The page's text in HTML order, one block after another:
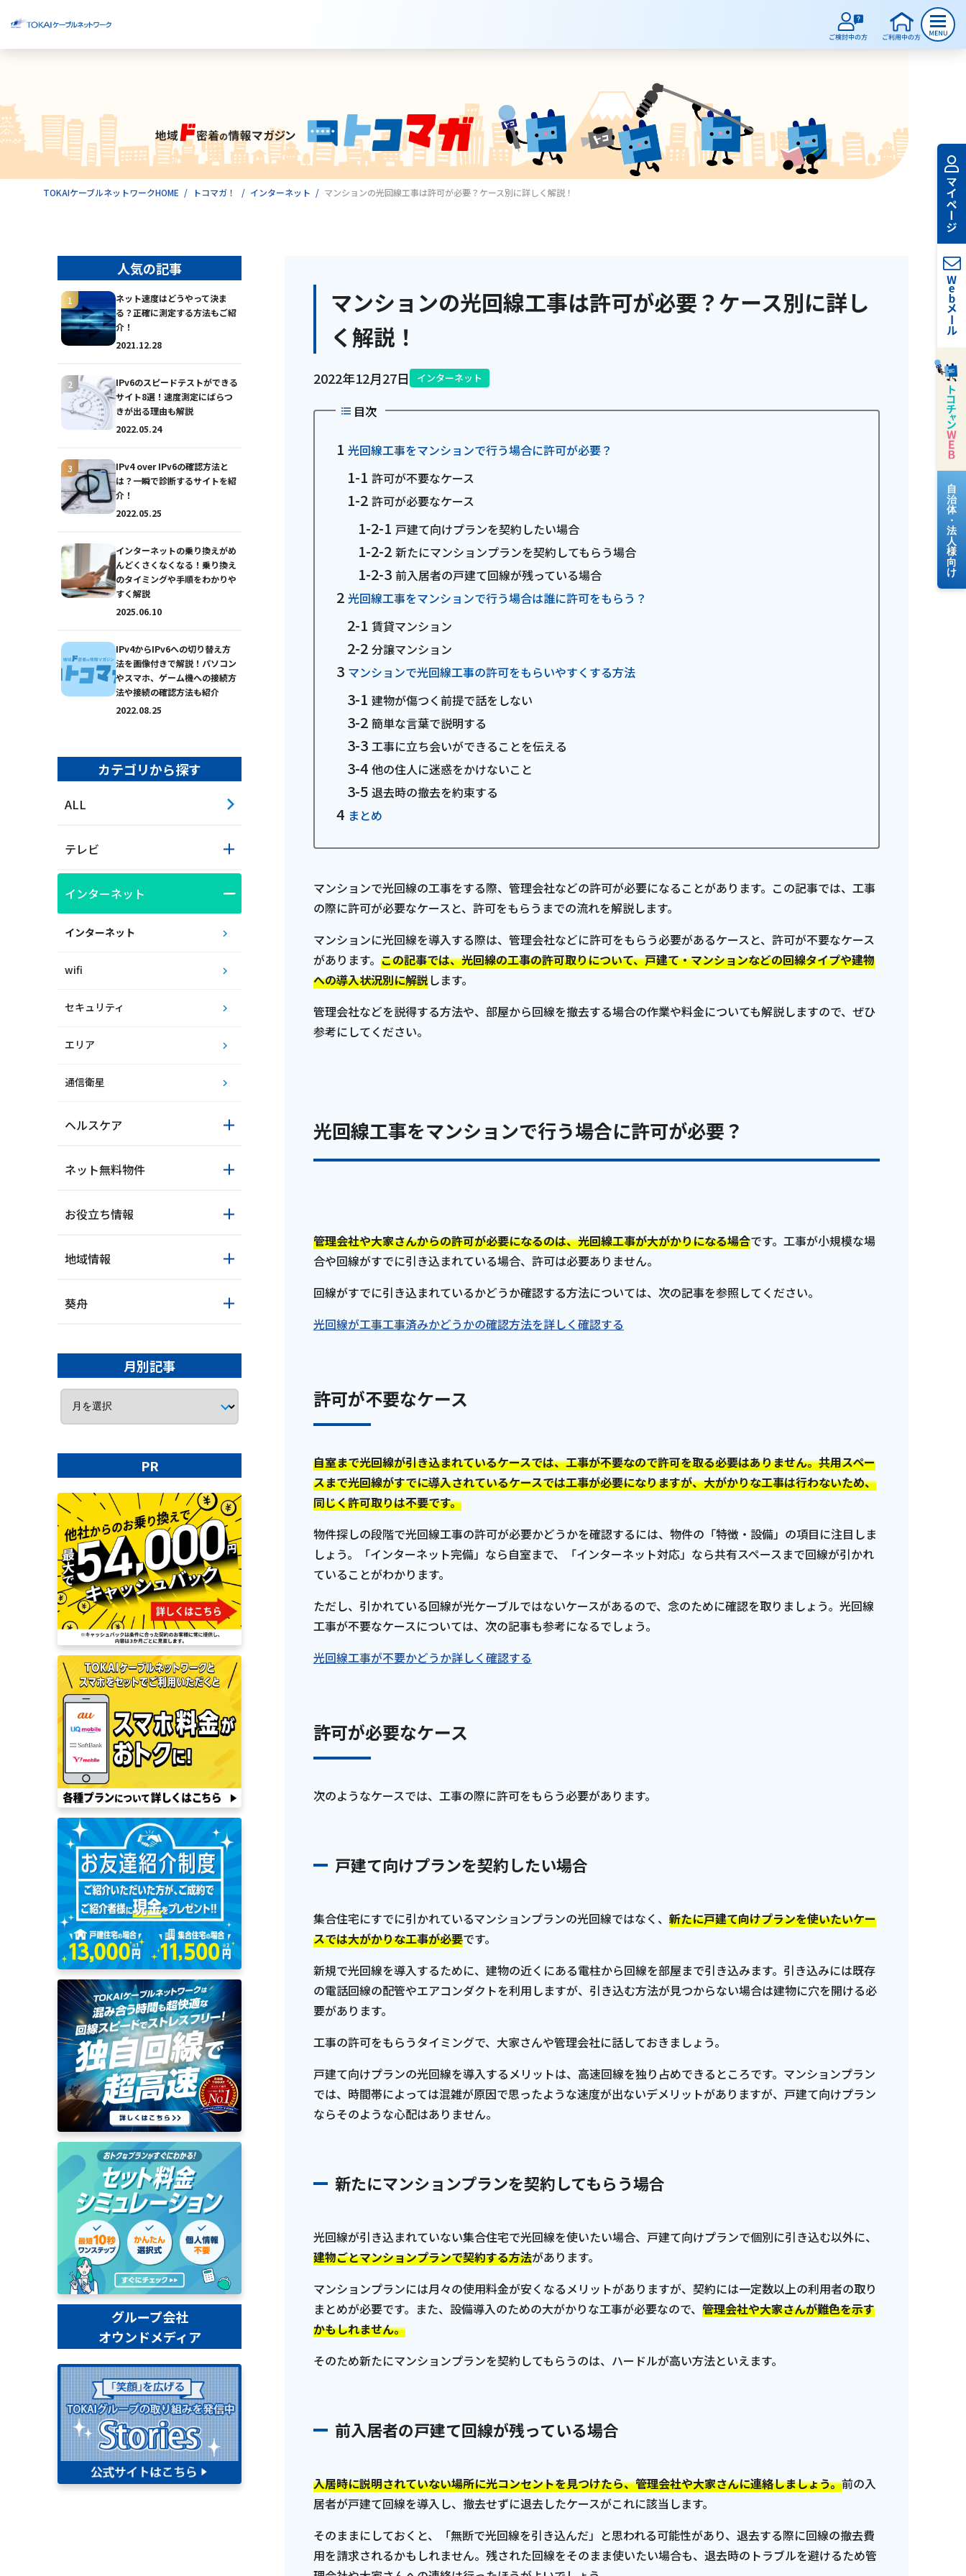
ご利用中のお客様
サービスのご案内
テレビ
対応エリア
お電話でのお問い合わせ
受付時間：9:30〜18:00 年中無休
Webメール
おトクなプラン
パンフレット・チラシ
会社案内
会社概要
支店一覧
沿革
組織図
グループ会社
お知らせ
障害情報
メンテナンス情報
ウェブサイトのご利用について 放送基準 安全・安心マーク 安全・安心ガイド 放送番組審議会議事録
TOKAIケーブルネットワークHOME トコマガ！ インターネット マンションの光回線工事は許可が必要？ケース別に詳しく解説！
人気の記事
ネット速度はどうやって決ま
る？正確に測定する方法もご紹
介！
2021.12.28
IPv6のスピードテストができる
サイト8選！速度測定にばらつ
きが出る理由も解説
2022.05.24
IPv4 over IPv6の確認方法と
は？一瞬で診断するサイトを紹
介！
2022.05.25
インターネットの乗り換えがめ
んどくさくなくなる！乗り換え
のタイミングや手順をわかりや
すく解説
2025.06.10
IPv4からIPv6への切り替え方
法を画像付きで解説！パソコン
やスマホ、ゲーム機への接続方
法や接続の確認方法も紹介
2022.08.25
カテゴリから探す
ALL
テレビ
インターネット
インターネット
wifi
セキュリティ
エリア
通信衛星
ヘルスケア
ネット無料物件
お役立ち情報
地域情報
葵舟
月別記事
PR
グループ会社
オウンドメディア
マンションの光回線工事は許可が必要？ケース別に詳し
く解説！
2022年12月27日 インターネット
目次
光回線工事をマンションで行う場合に許可が必要？
許可が不要なケース
許可が必要なケース
戸建て向けプランを契約したい場合
新たにマンションプランを契約してもらう場合
前入居者の戸建て回線が残っている場合
光回線工事をマンションで行う場合は誰に許可をもらう？
賃貸マンション
分譲マンション
マンションで光回線工事の許可をもらいやすくする方法
建物が傷つく前提で話をしない
簡単な言葉で説明する
工事に立ち会いができることを伝える
他の住人に迷惑をかけないこと
退去時の撤去を約束する
まとめ
マンションで光回線の工事をする際、管理会社などの許可が必要になることがあります。この記事では、工事
の際に許可が必要なケースと、許可をもらうまでの流れを解説します。
マンションに光回線を導入する際は、管理会社などに許可をもらう必要があるケースと、許可が不要なケース
があります。 この記事では、光回線の工事の許可取りについて、戸建て・マンションなどの回線タイプや建物
への導入状況別に解説します。
管理会社などを説得する方法や、部屋から回線を撤去する場合の作業や料金についても解説しますので、ぜひ
参考にしてください。
光回線工事をマンションで行う場合に許可が必要？
管理会社や大家さんからの許可が必要になるのは、光回線工事が大がかりになる場合です。工事が小規模な場
合や回線がすでに引き込まれている場合、許可は必要ありません。
回線がすでに引き込まれているかどうか確認する方法については、次の記事を参照してください。
光回線が工事工事済みかどうかの確認方法を詳しく確認する
許可が不要なケース
自室まで光回線が引き込まれているケースでは、工事が不要なので許可を取る必要はありません。共用スペー
スまで光回線がすでに導入されているケースでは工事が必要になりますが、大がかりな工事は行わないため、
同じく許可取りは不要です。
物件探しの段階で光回線工事の許可が必要かどうかを確認するには、物件の「特徴・設備」の項目に注目しま
しょう。「インターネット完備」なら自室まで、「インターネット対応」なら共有スペースまで回線が引かれ
ていることがわかります。
ただし、引かれている回線が光ケーブルではないケースがあるので、念のために確認を取りましょう。光回線
工事が不要なケースについては、次の記事も参考になるでしょう。
光回線工事が不要かどうか詳しく確認する
許可が必要なケース
次のようなケースでは、工事の際に許可をもらう必要があります。
戸建て向けプランを契約したい場合
集合住宅にすでに引かれているマンションプランの光回線ではなく、 新たに戸建て向けプランを使いたいケー
スでは大がかりな工事が必要です。
新規で光回線を導入するために、建物の近くにある電柱から回線を部屋まで引き込みます。引き込みには既存
の電話回線の配管やエアコンダクトを利用しますが、引き込む方法が見つからない場合は建物に穴を開ける必
要があります。
工事の許可をもらうタイミングで、大家さんや管理会社に話しておきましょう。
戸建て向けプランの光回線を導入するメリットは、高速回線を独り占めできるところです。マンションプラン
では、時間帯によっては混雑が原因で思ったような速度が出ないデメリットがありますが、戸建て向けプラン
ならそのような心配はありません。
新たにマンションプランを契約してもらう場合
光回線が引き込まれていない集合住宅で光回線を使いたい場合、戸建て向けプランで個別に引き込む以外に、
建物ごとマンションプランで契約する方法があります。
マンションプランには月々の使用料金が安くなるメリットがありますが、契約には一定数以上の利用者の取り
まとめが必要です。また、設備導入のための大がかりな工事が必要なので、 管理会社や大家さんが難色を示す
かもしれません。
そのため新たにマンションプランを契約してもらうのは、ハードルが高い方法といえます。
前入居者の戸建て回線が残っている場合
入居時に説明されていない場所に光コンセントを見つけたら、管理会社や大家さんに連絡しましょう。前の入
居者が戸建て回線を導入し、撤去せずに退去したケースがこれに該当します。
そのままにしておくと、「無断で光回線を引き込んだ」と思われる可能性があり、退去する際に回線の撤去費
用を請求されるかもしれません。残された回線をそのまま使いたい場合も、退去時のトラブルを避けるため管